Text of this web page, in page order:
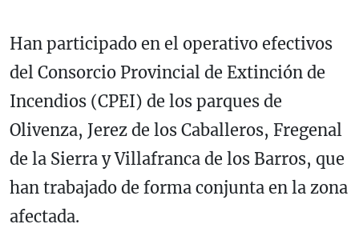
Han participado en el operativo efectivos
del Consorcio Provincial de Extinción de
Incendios (CPEI) de los parques de
Olivenza, Jerez de los Caballeros, Fregenal
de la Sierra y Villafranca de los Barros, que
han trabajado de forma conjunta en la zona
afectada.